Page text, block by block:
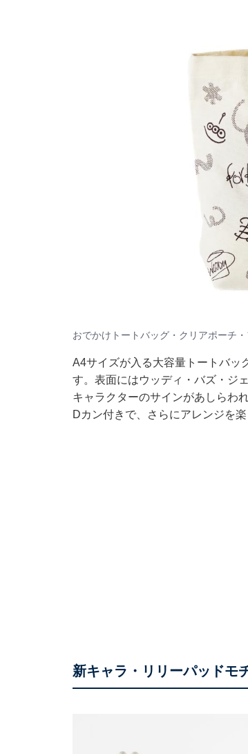
おでかけトートバッグ・クリアポーチ
A4サイズが入る大容量トートバッ
す。表面にはウッディ・バズ・ジ
キャラクターのサインがあしらわ
Dカン付きで、さらにアレンジを楽
新キャラ・リリーパッドモ